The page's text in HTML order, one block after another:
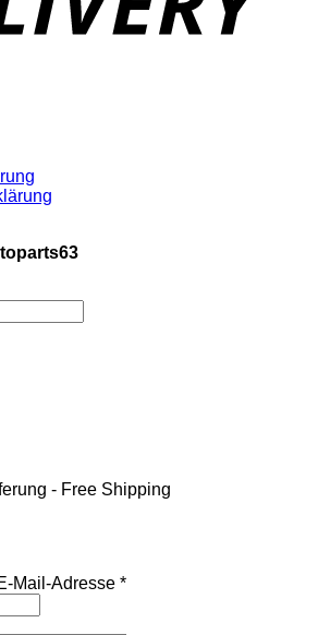
- Free Shipping
Mail-Adresse *Erforderlich